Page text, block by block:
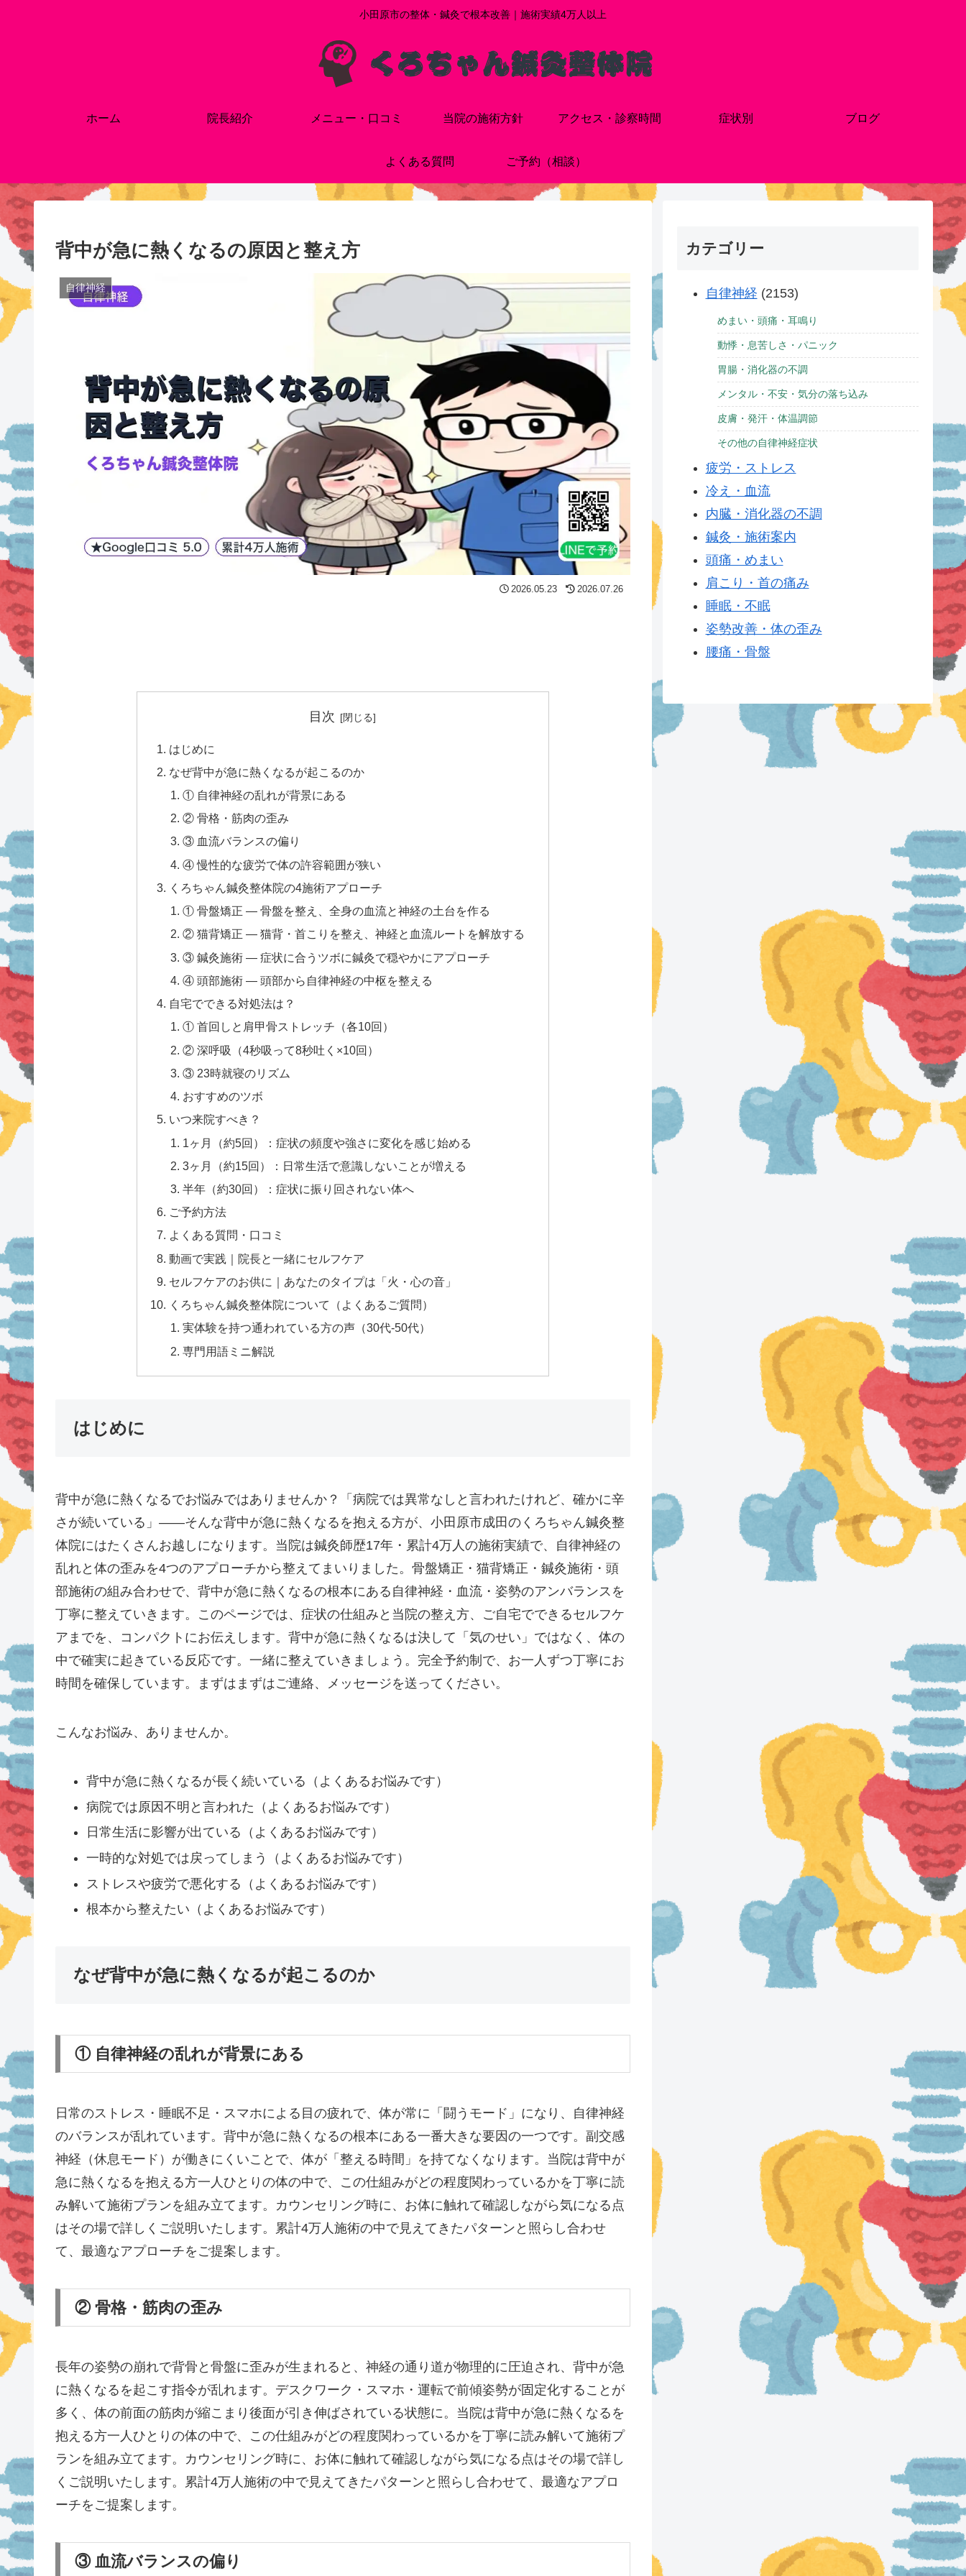
小田原市の整体・鍼灸で根本改善｜施術実績4万人以上
ホーム 院長紹介 メニュー・口コミ 当院の施術方針 アクセス・診察時間 症状別 ブログ
よくある質問 ご予約（相談）
背中が急に熱くなるの原因と整え方
自律神経
2026.05.23 2026.07.26
目次
はじめに
なぜ背中が急に熱くなるが起こるのか
① 自律神経の乱れが背景にある
② 骨格・筋肉の歪み
③ 血流バランスの偏り
④ 慢性的な疲労で体の許容範囲が狭い
くろちゃん鍼灸整体院の4施術アプローチ
① 骨盤矯正 — 骨盤を整え、全身の血流と神経の土台を作る
② 猫背矯正 — 猫背・首こりを整え、神経と血流ルートを解放する
③ 鍼灸施術 — 症状に合うツボに鍼灸で穏やかにアプローチ
④ 頭部施術 — 頭部から自律神経の中枢を整える
自宅でできる対処法は？
① 首回しと肩甲骨ストレッチ（各10回）
② 深呼吸（4秒吸って8秒吐く×10回）
③ 23時就寝のリズム
おすすめのツボ
いつ来院すべき？
1ヶ月（約5回）：症状の頻度や強さに変化を感じ始める
3ヶ月（約15回）：日常生活で意識しないことが増える
半年（約30回）：症状に振り回されない体へ
ご予約方法
よくある質問・口コミ
動画で実践｜院長と一緒にセルフケア
セルフケアのお供に｜あなたのタイプは「火・心の音」
くろちゃん鍼灸整体院について（よくあるご質問）
実体験を持つ通われている方の声（30代-50代）
専門用語ミニ解説
はじめに
背中が急に熱くなるでお悩みではありませんか？「病院では異常なしと言われたけれど、確かに辛
さが続いている」——そんな背中が急に熱くなるを抱える方が、小田原市成田のくろちゃん鍼灸整
体院にはたくさんお越しになります。当院は鍼灸師歴17年・累計4万人の施術実績で、自律神経の
乱れと体の歪みを4つのアプローチから整えてまいりました。骨盤矯正・猫背矯正・鍼灸施術・頭
部施術の組み合わせで、背中が急に熱くなるの根本にある自律神経・血流・姿勢のアンバランスを
丁寧に整えていきます。このページでは、症状の仕組みと当院の整え方、ご自宅でできるセルフケ
アまでを、コンパクトにお伝えします。背中が急に熱くなるは決して「気のせい」ではなく、体の
中で確実に起きている反応です。一緒に整えていきましょう。完全予約制で、お一人ずつ丁寧にお
時間を確保しています。まずはまずはご連絡、メッセージを送ってください。
こんなお悩み、ありませんか。
背中が急に熱くなるが長く続いている（よくあるお悩みです）
病院では原因不明と言われた（よくあるお悩みです）
日常生活に影響が出ている（よくあるお悩みです）
一時的な対処では戻ってしまう（よくあるお悩みです）
ストレスや疲労で悪化する（よくあるお悩みです）
根本から整えたい（よくあるお悩みです）
なぜ背中が急に熱くなるが起こるのか
① 自律神経の乱れが背景にある
日常のストレス・睡眠不足・スマホによる目の疲れで、体が常に「闘うモード」になり、自律神経
のバランスが乱れています。背中が急に熱くなるの根本にある一番大きな要因の一つです。副交感
神経（休息モード）が働きにくいことで、体が「整える時間」を持てなくなります。当院は背中が
急に熱くなるを抱える方一人ひとりの体の中で、この仕組みがどの程度関わっているかを丁寧に読
み解いて施術プランを組み立てます。カウンセリング時に、お体に触れて確認しながら気になる点
はその場で詳しくご説明いたします。累計4万人施術の中で見えてきたパターンと照らし合わせ
て、最適なアプローチをご提案します。
② 骨格・筋肉の歪み
長年の姿勢の崩れで背骨と骨盤に歪みが生まれると、神経の通り道が物理的に圧迫され、背中が急
に熱くなるを起こす指令が乱れます。デスクワーク・スマホ・運転で前傾姿勢が固定化することが
多く、体の前面の筋肉が縮こまり後面が引き伸ばされている状態に。当院は背中が急に熱くなるを
抱える方一人ひとりの体の中で、この仕組みがどの程度関わっているかを丁寧に読み解いて施術プ
ランを組み立てます。カウンセリング時に、お体に触れて確認しながら気になる点はその場で詳し
くご説明いたします。累計4万人施術の中で見えてきたパターンと照らし合わせて、最適なアプロ
ーチをご提案します。
③ 血流バランスの偏り
カテゴリー
自律神経 (2153)
めまい・頭痛・耳鳴り
動悸・息苦しさ・パニック
胃腸・消化器の不調
メンタル・不安・気分の落ち込み
皮膚・発汗・体温調節
その他の自律神経症状
疲労・ストレス
冷え・血流
内臓・消化器の不調
鍼灸・施術案内
頭痛・めまい
肩こり・首の痛み
睡眠・不眠
姿勢改善・体の歪み
腰痛・骨盤